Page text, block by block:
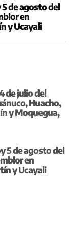
de agosto del
en
y Ucayali
de julio del
Huacho,
y Moquegua,
5 de agosto del
en
y Ucayali